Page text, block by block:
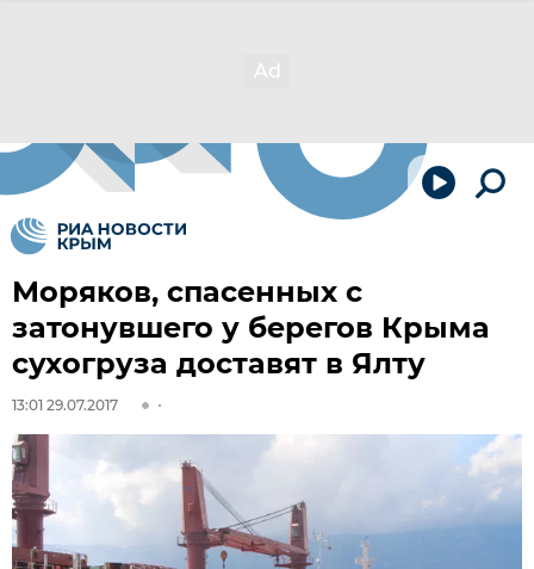
Моряков, спасенных с
затонувшего у берегов Крыма
сухогруза доставят в Ялту
13:01 29.07.2017